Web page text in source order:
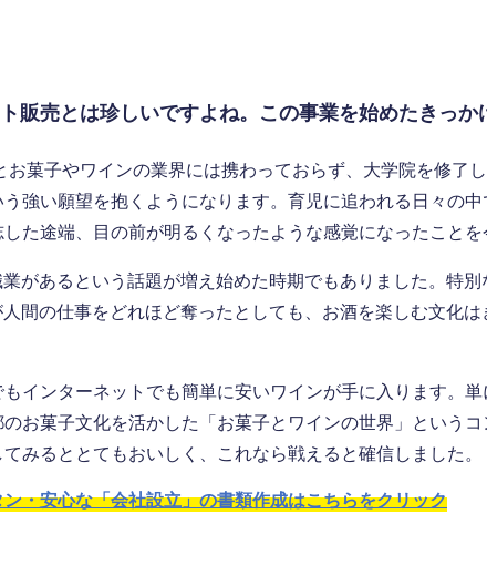
販売とは珍しいですよね。この事業を始めたきっ
お菓子やワインの業界には携わっておらず、大学院を修
強い願望を抱くようになります。育児に追われる日々の
た途端、目の前が明るくなったような感覚になったことを
があるという話題が増え始めた時期でもありました。特
間の仕事をどれほど奪ったとしても、お酒を楽しむ文化
インターネットでも簡単に安いワインが手に入ります。
お菓子文化を活かした「お菓子とワインの世界」という
みるととてもおいしく、これなら戦えると確信しました。
・安心な「会社設立」の書類作成はこちらをクリック